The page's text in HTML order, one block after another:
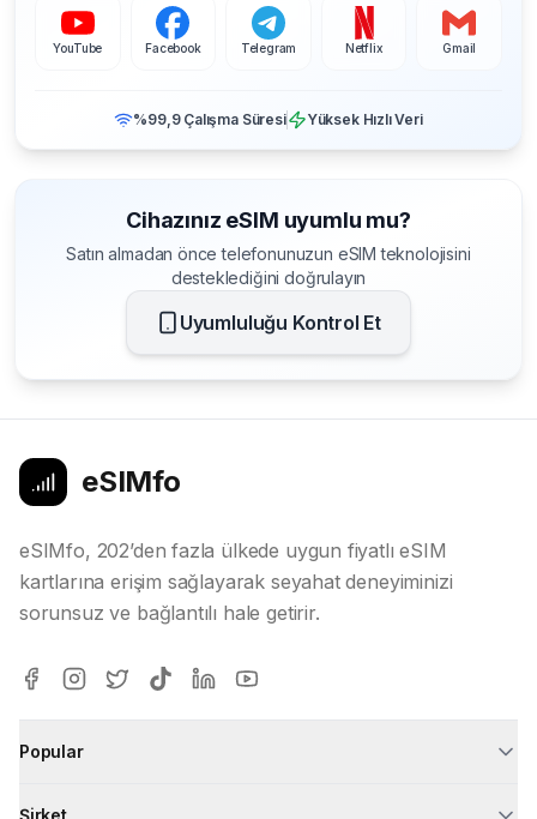
YouTube Facebook Telegram Netflix Gmail
%99,9 Çalışma Süresi Yüksek Hızlı Veri
Cihazınız eSIM uyumlu mu?
Satın almadan önce telefonunuzun eSIM teknolojisini
desteklediğini doğrulayın
Uyumluluğu Kontrol Et
eSIMfo
eSIMfo, 202’den fazla ülkede uygun fiyatlı eSIM
kartlarına erişim sağlayarak seyahat deneyiminizi
sorunsuz ve bağlantılı hale getirir.
Popular